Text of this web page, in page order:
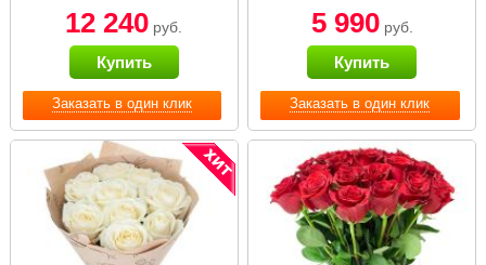
Заказать в один клик
12 240 руб.
Купить
Заказать в один клик
5 990руб.
Купить